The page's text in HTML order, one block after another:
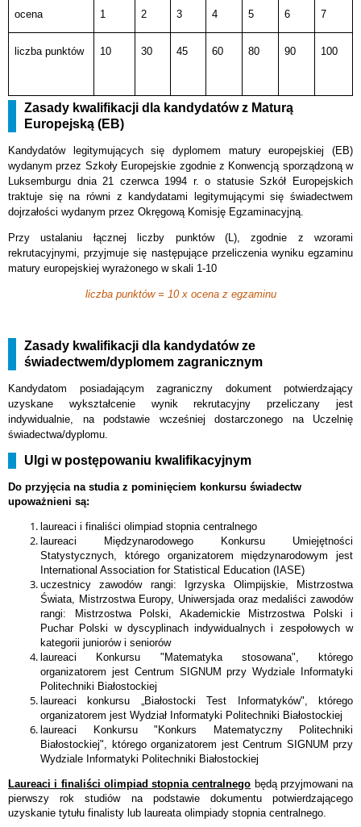
ocena 1 2 3 4 5 6 7
liczba punktów 10 30 45 60 80 90 100
Zasady kwalifikacji dla kandydatów z Maturą
Europejską (EB)
Kandydatów legitymujących się dyplomem matury europejskiej (EB)
wydanym przez Szkoły Europejskie zgodnie z Konwencją sporządzoną w
Luksemburgu dnia 21 czerwca 1994 r. o statusie Szkół Europejskich
traktuje się na równi z kandydatami legitymującymi się świadectwem
dojrzałości wydanym przez Okręgową Komisję Egzaminacyjną.
Przy ustalaniu łącznej liczby punktów (L), zgodnie z wzorami
rekrutacyjnymi, przyjmuje się następujące przeliczenia wyniku egzaminu
matury europejskiej wyrażonego w skali 1-10
liczba punktów = 10 x ocena z egzaminu
Zasady kwalifikacji dla kandydatów ze
świadectwem/dyplomem zagranicznym
Kandydatom posiadającym zagraniczny dokument potwierdzający
uzyskane wykształcenie wynik rekrutacyjny przeliczany jest
indywidualnie, na podstawie wcześniej dostarczonego na Uczelnię
świadectwa/dyplomu.
Ulgi w postępowaniu kwalifikacyjnym
Do przyjęcia na studia z pominięciem konkursu świadectw
upoważnieni są:
laureaci i finaliści olimpiad stopnia centralnego
laureaci Międzynarodowego Konkursu Umiejętności
Statystycznych, którego organizatorem międzynarodowym jest
International Association for Statistical Education (IASE)
uczestnicy zawodów rangi: Igrzyska Olimpijskie, Mistrzostwa
Świata, Mistrzostwa Europy, Uniwersjada oraz medaliści zawodów
rangi: Mistrzostwa Polski, Akademickie Mistrzostwa Polski i
Puchar Polski w dyscyplinach indywidualnych i zespołowych w
kategorii juniorów i seniorów
laureaci Konkursu "Matematyka stosowana", którego
organizatorem jest Centrum SIGNUM przy Wydziale Informatyki
Politechniki Białostockiej
laureaci konkursu „Białostocki Test Informatyków", którego
organizatorem jest Wydział Informatyki Politechniki Białostockiej
laureaci Konkursu "Konkurs Matematyczny Politechniki
Białostockiej", którego organizatorem jest Centrum SIGNUM przy
Wydziale Informatyki Politechniki Białostockiej
Laureaci i finaliści olimpiad stopnia centralnego będą przyjmowani na
pierwszy rok studiów na podstawie dokumentu potwierdzającego
uzyskanie tytułu finalisty lub laureata olimpiady stopnia centralnego.